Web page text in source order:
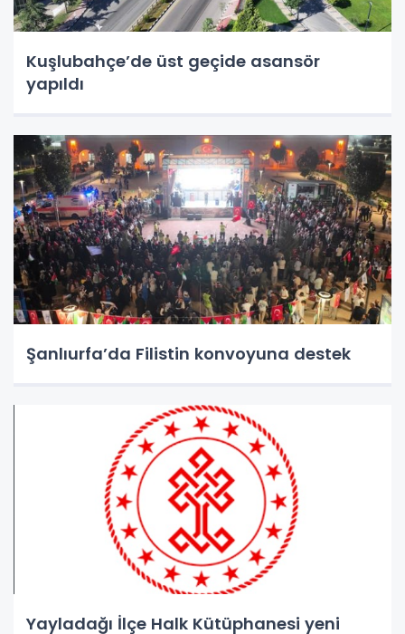
Kuşlubahçe’de üst geçide asansör
yapıldı
Şanlıurfa’da Filistin konvoyuna destek
Yayladağı İlçe Halk Kütüphanesi yeni